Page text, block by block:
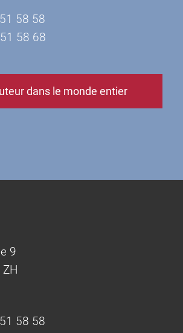
58 58
58 68
dans le monde entier
9
58 58